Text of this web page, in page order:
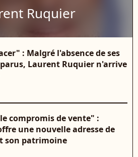
Ruquier
: Malgré l'absence de ses
Laurent Ruquier n'arrive
compromis de vente" :
une nouvelle adresse de
son patrimoine